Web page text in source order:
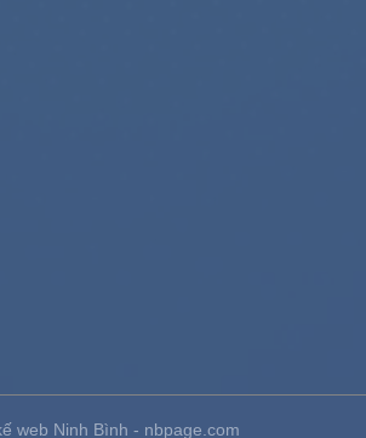
web Ninh Bình - nbpage.com